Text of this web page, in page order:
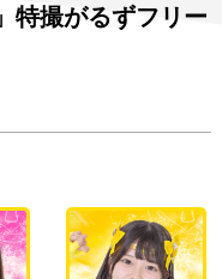
特撮がるずフリー